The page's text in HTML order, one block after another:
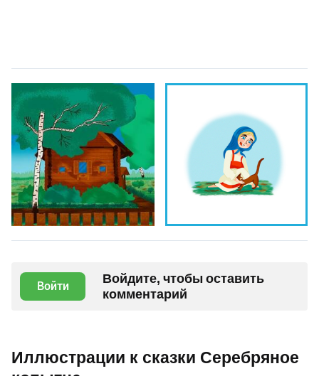
Войти
Войдите, чтобы оставить
комментарий
Иллюстрации к сказки Серебряное